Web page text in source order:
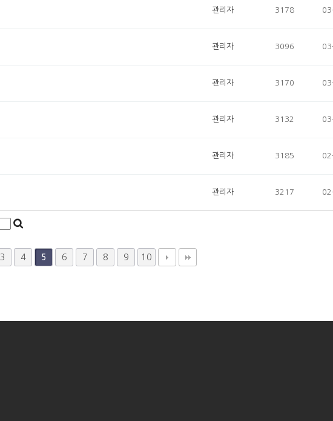
관리자 3178
관리자 3096
관리자 3170
관리자 3132
관리자 3185
관리자 3217
3 4 5 6 7 8 9 10